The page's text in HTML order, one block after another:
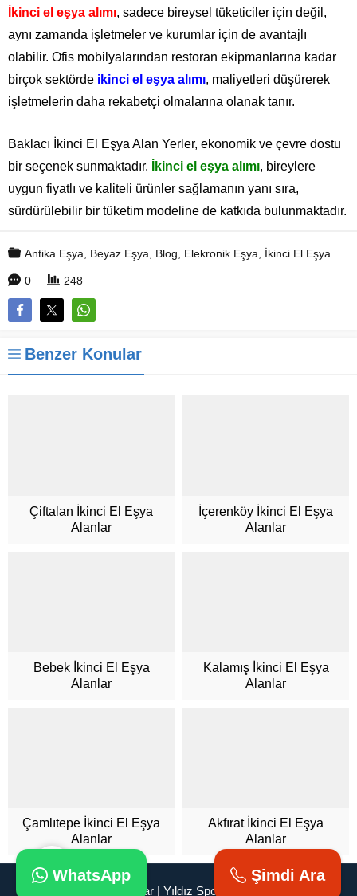
İkinci el eşya alımı, sadece bireysel tüketiciler için değil,
aynı zamanda işletmeler ve kurumlar için de avantajlı
olabilir. Ofis mobilyalarından restoran ekipmanlarına kadar
birçok sektörde ikinci el eşya alımı, maliyetleri düşürerek
işletmelerin daha rekabetçi olmalarına olanak tanır.
Baklacı İkinci El Eşya Alan Yerler, ekonomik ve çevre dostu
bir seçenek sunmaktadır.
İkinci el eşya alımı, bireylere
uygun fiyatlı ve kaliteli ürünler sağlamanın yanı sıra,
sürdürülebilir bir tüketim modeline de katkıda bulunmaktadır.
Antika Eşya, Beyaz Eşya, Blog, Elekronik Eşya, İkinci El Eşya
0 248
Benzer Konular
Çiftalan İkinci El Eşya
Alanlar
İçerenköy İkinci El Eşya
Alanlar
Bebek İkinci El Eşya
Alanlar
Kalamış İkinci El Eşya
Alanlar
Çamlıtepe İkinci El Eşya
Alanlar
Akfırat İkinci El Eşya
Alanlar
İkinci El Eşya Alanlar | Yıldız Spot | 0 543 592 53 50
Müşteri Hizmetleri
Şimdi Ara
WhatsApp